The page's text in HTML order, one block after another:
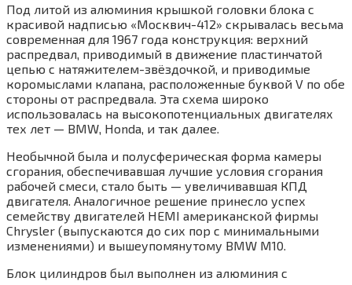
Под литой из алюминия крышкой головки блока с
красивой надписью «Москвич-412» скрывалась весьма
современная для 1967 года конструкция: верхний
распредвал, приводимый в движение пластинчатой
цепью с натяжителем-звёздочкой, и приводимые
коромыслами клапана, расположенные буквой V по обе
стороны от распредвала. Эта схема широко
использовалась на высокопотенциальных двигателях
тех лет — BMW, Honda, и так далее.
Необычной была и полусферическая форма камеры
сгорания, обеспечивавшая лучшие условия сгорания
рабочей смеси, стало быть — увеличивавшая КПД
двигателя. Аналогичное решение принесло успех
семейству двигателей HEMI американской фирмы
Chrysler (выпускаются до сих пор с минимальными
изменениями) и вышеупомянутому BMW M10.
Блок цилиндров был выполнен из алюминия с